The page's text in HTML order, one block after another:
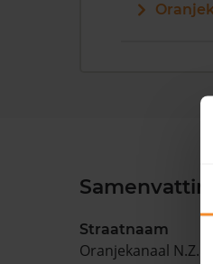
Samenvatting
Straatnaam
Oranjekanaal N.Z.